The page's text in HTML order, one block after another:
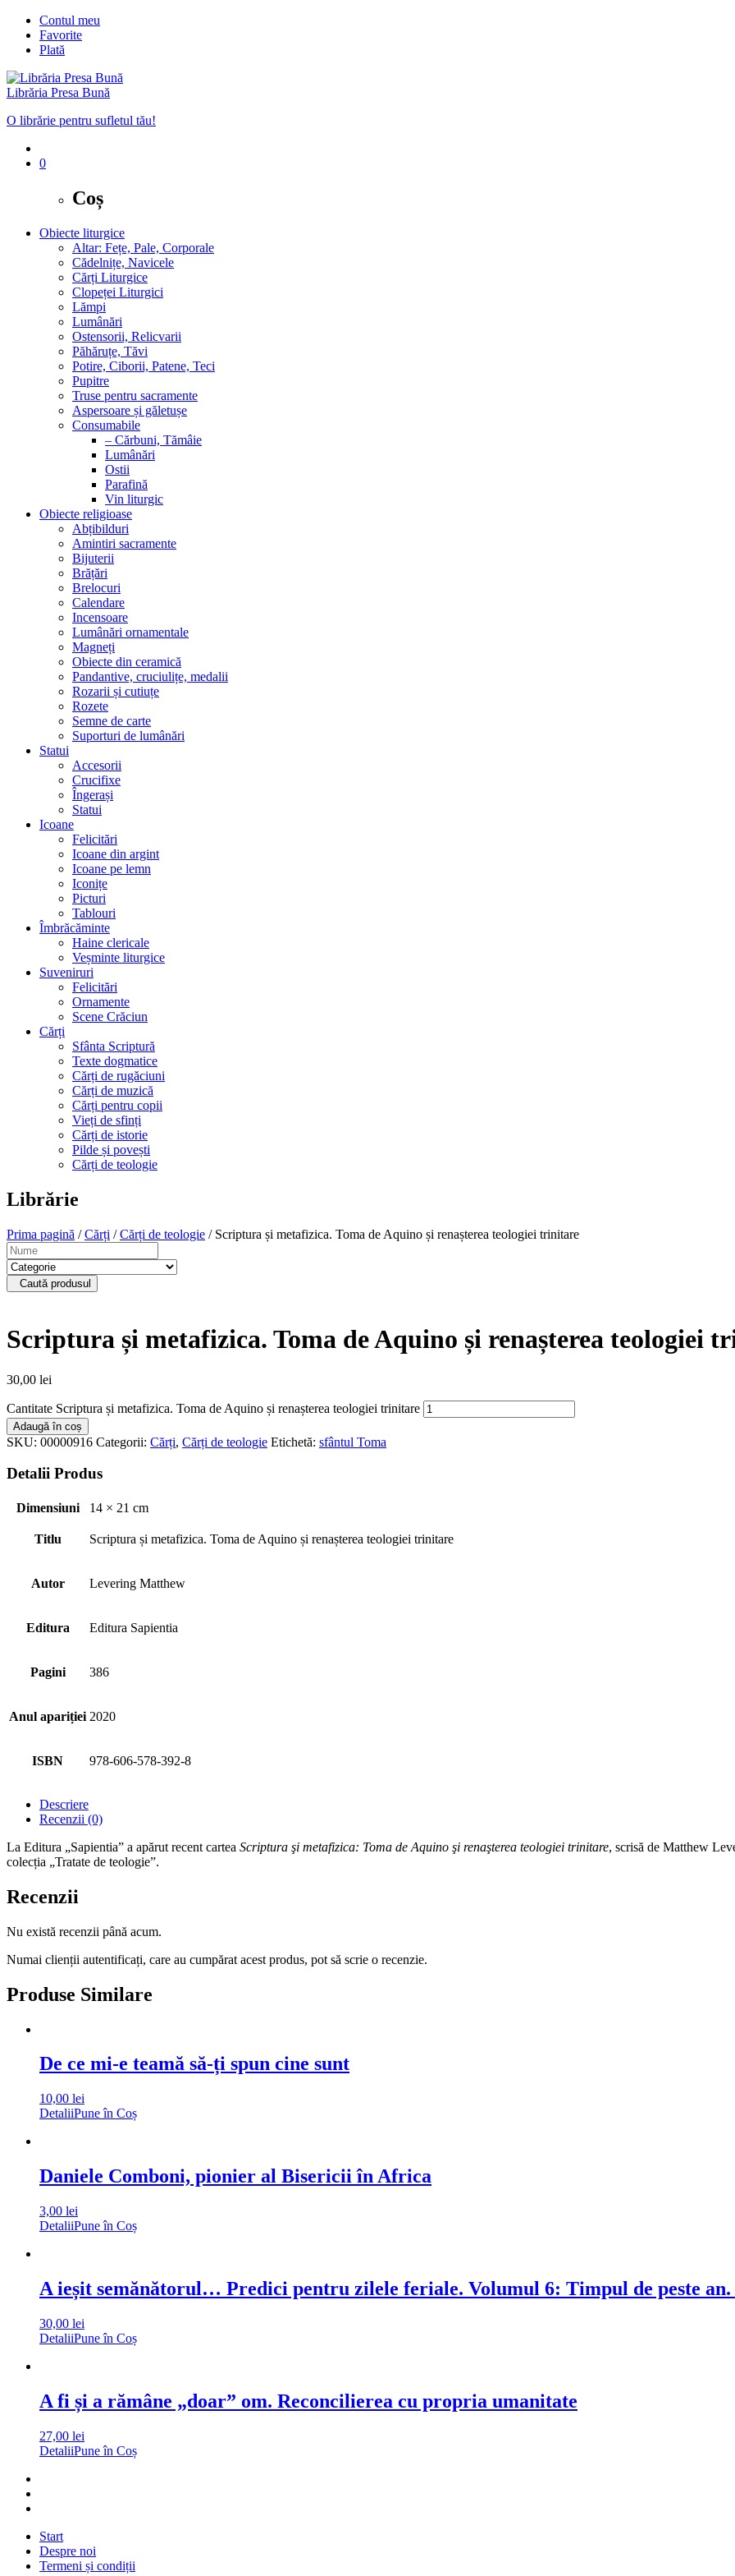
Contul meu
Favorite
Plată
Librăria Presa Bună
O librărie pentru sufletul tău!
0
Coș
Obiecte liturgice
Altar: Fețe, Pale, Corporale
Cădelnițe, Navicele
Cărți Liturgice
Clopeței Liturgici
Lămpi
Lumânări
Ostensorii, Relicvarii
Păhăruțe, Tăvi
Potire, Ciborii, Patene, Teci
Pupitre
Truse pentru sacramente
Aspersoare și găletușe
Consumabile
– Cărbuni, Tămâie
Lumânări
Ostii
Parafină
Vin liturgic
Obiecte religioase
Abțibilduri
Amintiri sacramente
Bijuterii
Brățări
Brelocuri
Calendare
Incensoare
Lumânări ornamentale
Magneți
Obiecte din ceramică
Pandantive, cruciulițe, medalii
Rozarii și cutiuțe
Rozete
Semne de carte
Suporturi de lumânări
Statui
Accesorii
Crucifixe
Îngerași
Statui
Icoane
Felicitări
Icoane din argint
Icoane pe lemn
Iconițe
Picturi
Tablouri
Îmbrăcăminte
Haine clericale
Veșminte liturgice
Suveniruri
Felicitări
Ornamente
Scene Crăciun
Cărți
Sfânta Scriptură
Texte dogmatice
Cărți de rugăciuni
Cărți de muzică
Cărți pentru copii
Vieți de sfinți
Cărți de istorie
Pilde și povești
Cărți de teologie
Librărie
Prima pagină /Cărți /Cărți de teologie / Scriptura și metafizica. Toma de Aquino și renașterea teologiei trinitare
Caută produsul
Scriptura și metafizica. Toma de Aquino și renașterea teologiei
30,00 lei
Cantitate Scriptura și metafizica. Toma de Aquino și renașterea teologiei trinitare
Adaugă în coș
SKU: 00000916 Categorii: Cărți, Cărți de teologie Etichetă: sfântul Toma
Detalii Produs
Dimensiuni 14 × 21 cm
Titlu Scriptura și metafizica. Toma de Aquino și renașterea teologiei trinitare
Autor Levering Matthew
Editura Editura Sapientia
Pagini 386
Anul apariției 2020
ISBN 978-606-578-392-8
Descriere
Recenzii (0)
La Editura „Sapientia” a apărut recent cartea Scriptura şi metafizica: Toma de Aquino şi renaşterea teologiei trinitare, scrisă de Matthew
colecția „Tratate de teologie”.
Recenzii
Nu există recenzii până acum.
Numai clienții autentificați, care au cumpărat acest produs, pot să scrie o recenzie.
Produse Similare
De ce mi-e teamă să-ți spun cine sunt
10,00 lei
DetaliiPune în Coș
Daniele Comboni, pionier al Bisericii în Africa
3,00 lei
DetaliiPune în Coș
A ieșit semănătorul… Predici pentru zilele feriale. Volumul 6: Timpul de peste
30,00 lei
DetaliiPune în Coș
A fi și a rămâne „doar” om. Reconcilierea cu propria umanitate
27,00 lei
DetaliiPune în Coș
Start
Despre noi
Termeni și condiții